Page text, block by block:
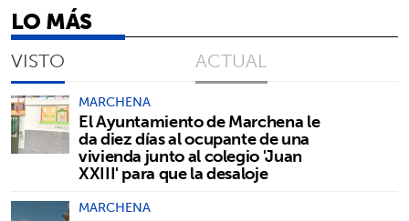
LO MÁS
VISTO ACTUAL
MARCHENA
El Ayuntamiento de Marchena le
da diez días al ocupante de una
vivienda junto al colegio 'Juan
XXIII' para que la desaloje
MARCHENA